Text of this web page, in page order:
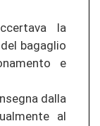
la
bagaglio
e
dalla
al